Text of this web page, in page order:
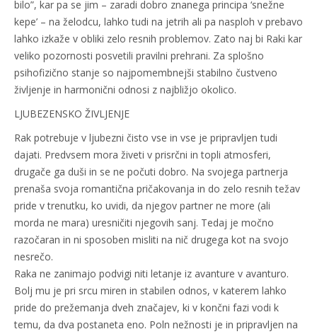
bilo”, kar pa se jim – zaradi dobro znanega principa ‘snežne
kepe’ – na želodcu, lahko tudi na jetrih ali pa nasploh v prebavo
lahko izkaže v obliki zelo resnih problemov. Zato naj bi Raki kar
veliko pozornosti posvetili pravilni prehrani. Za splošno
psihofizično stanje so najpomembnejši stabilno čustveno
življenje in harmonični odnosi z najbližjo okolico.
LJUBEZENSKO ŽIVLJENJE
Rak potrebuje v ljubezni čisto vse in vse je pripravljen tudi
dajati. Predvsem mora živeti v prisrčni in topli atmosferi,
drugače ga duši in se ne počuti dobro. Na svojega partnerja
prenaša svoja romantična pričakovanja in do zelo resnih težav
pride v trenutku, ko uvidi, da njegov partner ne more (ali
morda ne mara) uresničiti njegovih sanj. Tedaj je močno
razočaran in ni sposoben misliti na nič drugega kot na svojo
nesrečo.
Raka ne zanimajo podvigi niti letanje iz avanture v avanturo.
Bolj mu je pri srcu miren in stabilen odnos, v katerem lahko
pride do prežemanja dveh značajev, ki v končni fazi vodi k
temu, da dva postaneta eno. Poln nežnosti je in pripravljen na